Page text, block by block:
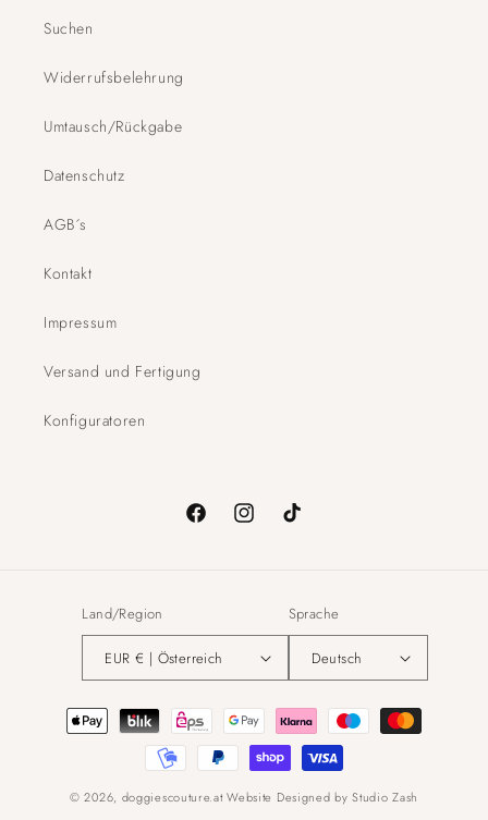
Suchen
Widerrufsbelehrung
Umtausch/Rückgabe
Datenschutz
AGB´s
Kontakt
Impressum
Versand und Fertigung
Konfiguratoren
FacebookInstagramTikTok
Land/Region
EUR € | Österreich
Sprache
Deutsch
Zahlungsmethoden
© 2026, doggiescouture.at Website Designed byStudio Zash